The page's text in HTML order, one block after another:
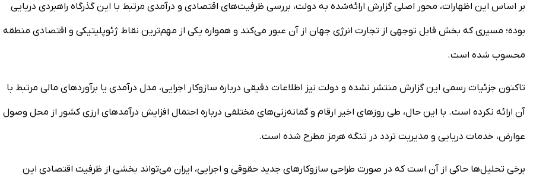
بر اساس این اظهارات، محور اصلی گزارش ارائه‌شده به دولت، بررسی ظرفیت‌های اقتصادی و درآمدی مرتبط با این گذرگاه راهبردی دریایی
بوده؛ مسیری که بخش قابل توجهی از تجارت انرژی جهان از آن عبور می‌کند و همواره یکی از مهم‌ترین نقاط ژئوپلیتیکی و اقتصادی منطقه
محسوب شده است.
تاکنون جزئیات رسمی این گزارش منتشر نشده و دولت نیز اطلاعات دقیقی درباره سازوکار اجرایی، مدل درآمدی یا برآورد‌های مالی مرتبط با
آن ارائه نکرده است. با این حال، طی روز‌های اخیر ارقام و گمانه‌زنی‌های مختلفی درباره احتمال افزایش درآمد‌های ارزی کشور از محل وصول
عوارض، خدمات دریایی و مدیریت تردد در تنگه هرمز مطرح شده است.
برخی تحلیل‌ها حاکی از آن است که در صورت طراحی سازوکار‌های جدید حقوقی و اجرایی، ایران می‌تواند بخشی از ظرفیت اقتصادی این